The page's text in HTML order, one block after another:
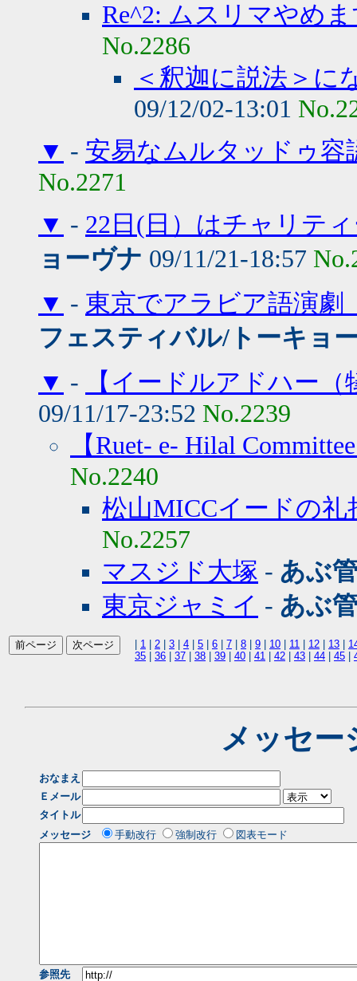
Re^2: ムスリマやめ
No.2286
＜釈迦に説法＞に
09/12/02-13:01
▼ - 安易なムルタッドゥ容
No.2271
▼ - 22日(日）はチャリテ
ョーヴナ 09/11/21-18:57
▼ - 東京でアラビア語演劇
フェスティバル/トーキョ
▼ -
【イードルアドハー
09/11/17-23:52 No.2239
【Ruet- e- Hilal
No.2240
松山MICCイードの礼
No.2257
マスジド大塚 - あぶ
東京ジャミイ - あぶ
1 2 3 4 5 6 7 8 9 10 11 12 13
35
36 37 38 39 40 41 42 43 44 45
メッセー
おなまえ
Ｅメール
タイトル
メッセージ
手動改行 強制改行 図表モード
参照先